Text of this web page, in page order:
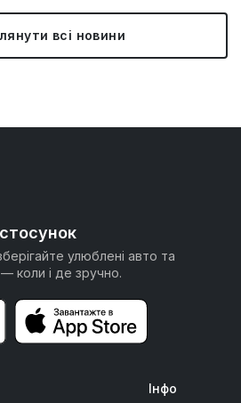
всі новини
улюблені авто та
коли і де зручно.
Інфо